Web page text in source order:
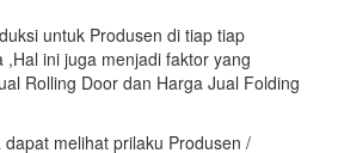
untuk Produsen di tiap tiap
ini juga menjadi faktor yang
Rolling Door dan Harga Jual Folding
melihat prilaku Produsen /